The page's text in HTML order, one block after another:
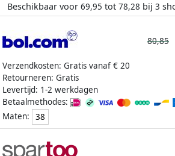
Beschikbaar voor 69,95 tot 78,28 bij 3
Verzendkosten: Gratis vanaf € 20
Retourneren: Gratis
Levertijd: 1-2 werkdagen
Betaalmethodes:
Maten:
38
80,85